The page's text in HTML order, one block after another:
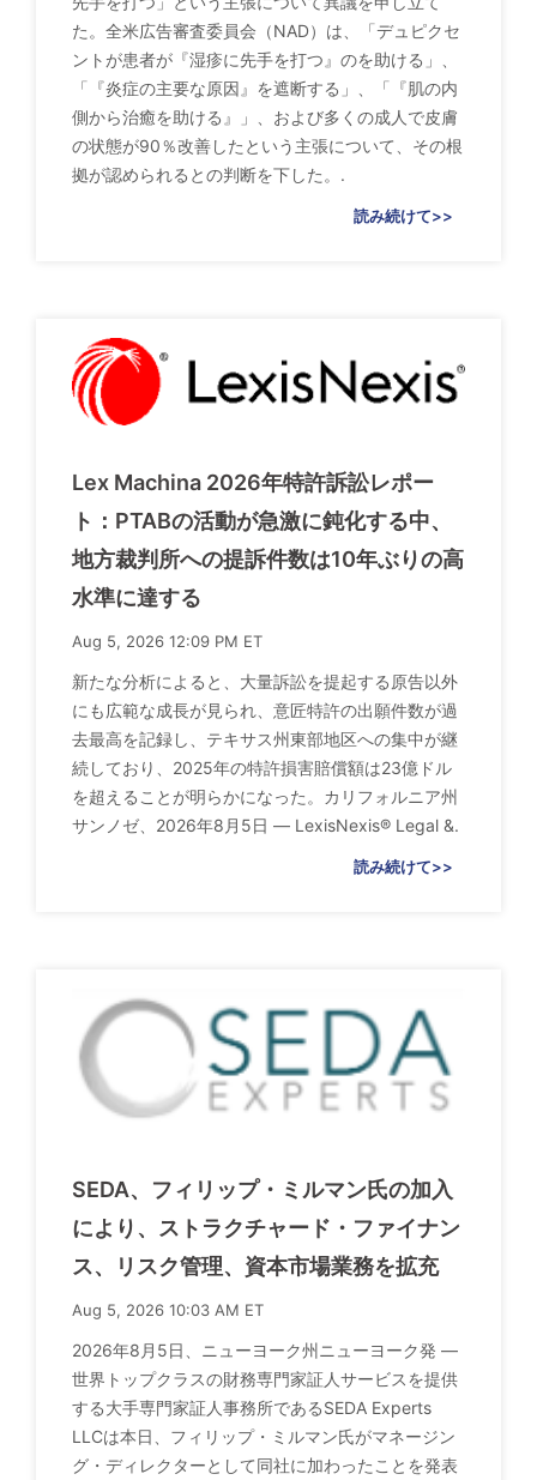
た。全米広告審査委員会（NAD）は、「デュピクセ
ントが患者が『湿疹に先手を打つ』のを助ける」、
「『炎症の主要な原因』を遮断する」、「『肌の内
側から治癒を助ける』」、および多くの成人で皮膚
の状態が90％改善したという主張について、その根
拠が認められるとの判断を下した。.
読み続けて>>
Lex Machina 2026年特許訴訟レポー
ト：PTABの活動が急激に鈍化する中、
地方裁判所への提訴件数は10年ぶりの高
水準に達する
Aug 5, 2026 12:09 PM ET
新たな分析によると、大量訴訟を提起する原告以外
にも広範な成長が見られ、意匠特許の出願件数が過
去最高を記録し、テキサス州東部地区への集中が継
続しており、2025年の特許損害賠償額は23億ドル
を超えることが明らかになった。カリフォルニア州
サンノゼ、2026年8月5日 — LexisNexis® Legal &.
読み続けて>>
SEDA、フィリップ・ミルマン氏の加入
により、ストラクチャード・ファイナン
ス、リスク管理、資本市場業務を拡充
Aug 5, 2026 10:03 AM ET
2026年8月5日、ニューヨーク州ニューヨーク発 ―
世界トップクラスの財務専門家証人サービスを提供
する大手専門家証人事務所であるSEDA Experts
LLCは本日、フィリップ・ミルマン氏がマネージン
グ・ディレクターとして同社に加わったことを発表